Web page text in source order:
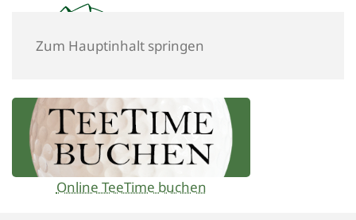
Zum Hauptinhalt springen
Online TeeTime buchen